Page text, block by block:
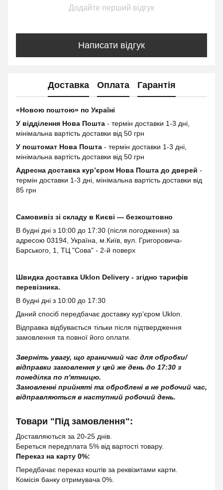
Додайте перший відгук
Написати відгук
Доставка Оплата Гарантія
«Новою поштою» по Україні
У відділення Нова Пошта - термін доставки 1-3 дні,
мінімальна вартість доставки від 50 грн
У поштомат Нова Пошта - термін доставки 1-3 дні,
мінімальна вартість доставки від 50 грн
Адресна доставка курʼєром Нова Пошта до дверей -
термін доставки 1-3 дні, мінімальна вартість доставки від
85 грн
Самовивіз зі складу в Києві — безкоштовно
В будні дні з 10:00 до 17:30 (після погодження) за
адресою 03194, Україна, м.Київ, вул. Григоровича-
Барського, 1, ТЦ "Сова" - 2-й поверх
Швидка доставка Uklon Delivery - згідно тарифів
перевізника.
В будні дні з 10:00 до 17:30
Даний спосіб передбачає доставку кур'єром Uklon.
Відправка відбувається тільки після підтвердження
замовлення та повної його оплати.
Зверніть увагу, що граничний час для обробки/
відправки замовлення у цей же день до 17:30 з
понеділка по п'ятницю.
Замовленні прийняті та оброблені в не робочий час,
відправляються в наступний робочий день.
Товари "Під замовлення":
Доставляються за 20-25 днів.
Береться передплата 5% від вартості товару.
Переказ на карту 0%:
Передбачає переказ коштів за реквізитами карти.
Комісія банку отримувача 0%.